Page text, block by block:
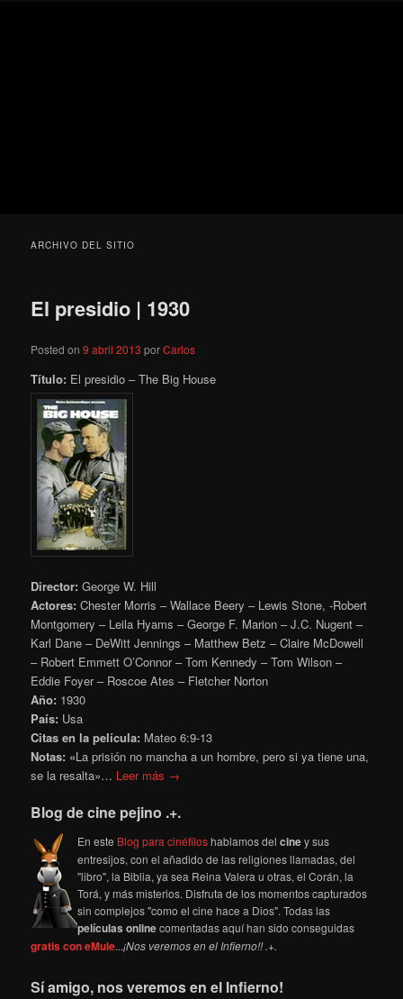
ARCHIVO DEL SITIO
El presidio | 1930
Posted on9 abril 2013 porCarlos
Título: El presidio – The Big House
Director: George W. Hill
Actores: Chester Morris – Wallace Beery – Lewis Stone, -Robert
Montgomery – Leila Hyams – George F. Marion – J.C. Nugent –
Karl Dane – DeWitt Jennings – Matthew Betz – Claire McDowell
– Robert Emmett O’Connor – Tom Kennedy – Tom Wilson –
Eddie Foyer – Roscoe Ates – Fletcher Norton
Año: 1930
País: Usa
Citas en la película: Mateo 6:9-13
Notas: «La prisión no mancha a un hombre, pero si ya tiene una,
se la resalta»… Leer más →
Blog de cine pejino .+.
En este Blog para cinéfiloshablamos delciney sus
entresijos, con el añadido de las religiones llamadas, del
"libro", la Biblia, ya sea Reina Valera u otras, el Corán, la
Torá, y más misterios. Disfruta de los momentos capturados
sin complejos "como el cine hace a Dios". Todas las
películas onlinecomentadas aquí han sido conseguidas
gratis con eMule...¡Nos veremos en el Infierno!! .+.
Sí amigo, nos veremos en el Infierno!